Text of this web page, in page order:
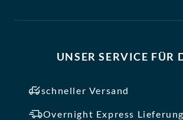
UNSER SERVICE FÜR
schneller Versand
Overnight Express